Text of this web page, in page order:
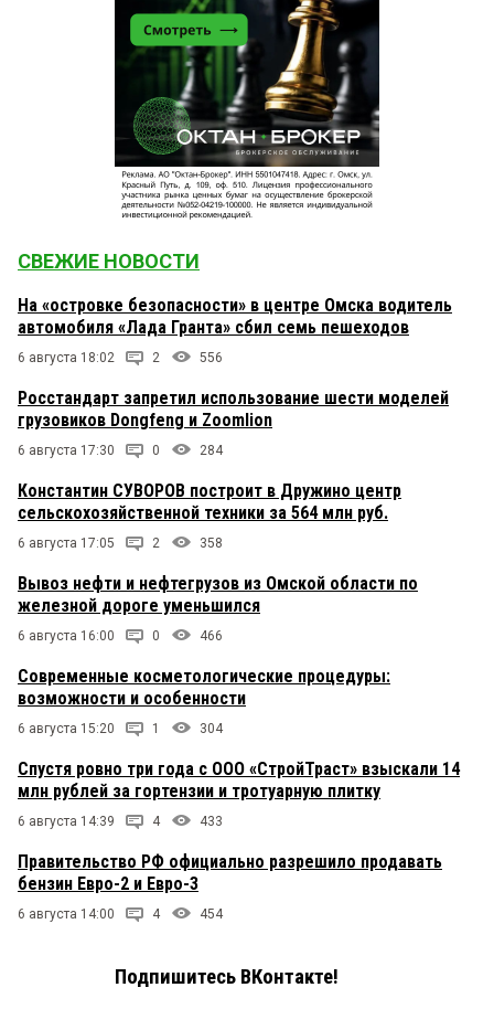
СВЕЖИЕ НОВОСТИ
На «островке безопасности» в центре Омска водитель
автомобиля «Лада Гранта» сбил семь пешеходов
6 августа 18:02 2 556
Росстандарт запретил использование шести моделей
грузовиков Dongfeng и Zoomlion
6 августа 17:30 0 284
Константин СУВОРОВ построит в Дружино центр
сельскохозяйственной техники за 564 млн руб.
6 августа 17:05 2 358
Вывоз нефти и нефтегрузов из Омской области по
железной дороге уменьшился
6 августа 16:00 0 466
Современные косметологические процедуры:
возможности и особенности
6 августа 15:20 1 304
Спустя ровно три года с ООО «СтройТраст» взыскали 14
млн рублей за гортензии и тротуарную плитку
6 августа 14:39 4 433
Правительство РФ официально разрешило продавать
бензин Евро-2 и Евро-3
6 августа 14:00 4 454
Подпишитесь ВКонтакте!